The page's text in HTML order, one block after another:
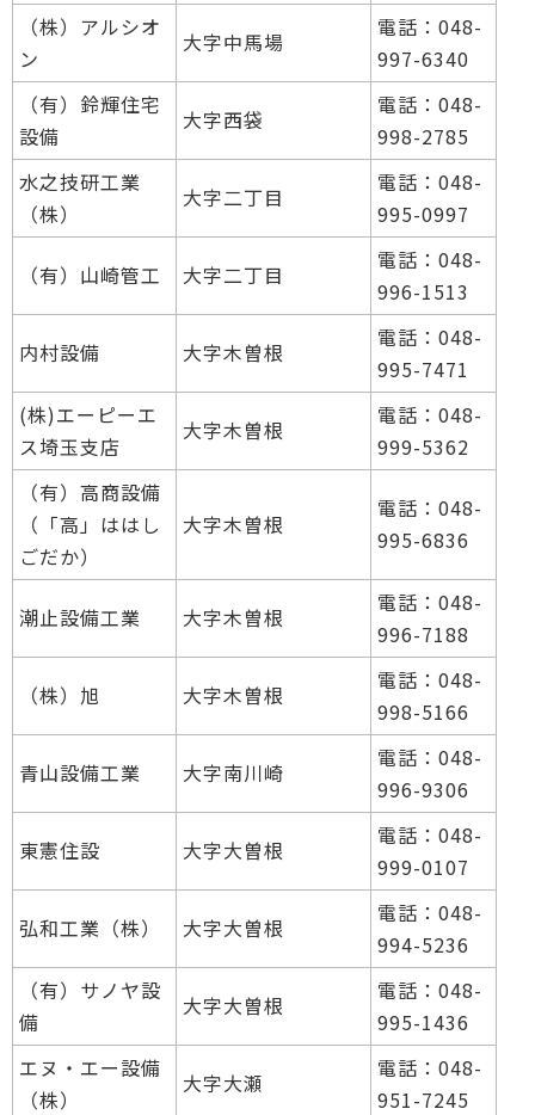
（株）アルシオ
ン
大字中馬場
電話：048-
997-6340
（有）鈴輝住宅
設備
大字西袋
電話：048-
998-2785
水之技研工業
（株）
大字二丁目
電話：048-
995-0997
（有）山崎管工 大字二丁目
電話：048-
996-1513
内村設備 大字木曽根
電話：048-
995-7471
(株)エーピーエ
ス埼玉支店
大字木曽根
電話：048-
999-5362
（有）高商設備
（「高」ははし
ごだか）
大字木曽根
電話：048-
995-6836
潮止設備工業 大字木曽根
電話：048-
996-7188
（株）旭 大字木曽根
電話：048-
998-5166
青山設備工業 大字南川崎
電話：048-
996-9306
東憲住設 大字大曽根
電話：048-
999-0107
弘和工業（株） 大字大曽根
電話：048-
994-5236
（有）サノヤ設
備
大字大曽根
電話：048-
995-1436
エヌ・エー設備
（株）
大字大瀬
電話：048-
951-7245